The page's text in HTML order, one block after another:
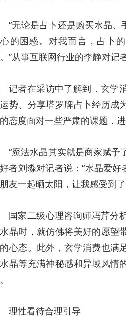
“无论是占卜还是购买水晶
的困惑。对我而言，占卜
”从事互联网行业的李静对记
记者在采访中了解到，玄学
势、分享塔罗牌占卜经历成
态度面对一些严肃的课题，进
“魔法水晶其实就是商家赋予
者刘淼对记者说：“水晶爱
友一起晒太阳，让我感受到
国家二级心理咨询师冯芹分
晶时，就仿佛将美好的愿望
心态。此外，玄学消费也满
晶等充满神秘感和异域风情
理性看待合理引导